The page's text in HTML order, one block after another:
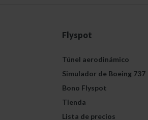
Flyspot
Túnel aerodinámico
Simulador de Boeing 737
Bono Flyspot
Tienda
Lista de precios